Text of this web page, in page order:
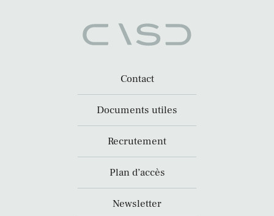
Contact
Documents utiles
Recrutement
Plan d’accès
Newsletter